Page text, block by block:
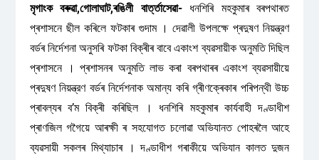
মৃগাংক বৰুৱা,গোলাঘাট,ৰঙিলী বাৰ্ত্তাসেৱা-ধনশিৰি মহকুমাৰ বৰপথাৰত
প্ৰশাসনে ছীল কৰিলে ফটকাৰ গুদাম । দেৱালী উপলক্ষে প্ৰদুষণ নিয়ন্ত্রণ
বৰ্ডৰ নিৰ্দেশনা অনুসৰি ফটকা বিক্ৰীৰ বাবে একাংশ ব্যৱসায়ীক অনুমতি দিছিল
প্ৰশাসনে । প্ৰশাসনৰ অনুমতি লাভ কৰা বৰপথাৰৰ একাংশ ব্যৱসায়ীয়ে
প্ৰদুষণ নিয়ন্ত্রণ বৰ্ডৰ নিৰ্দেশনাক অমান্য কৰি গ্ৰীণক্ৰেকাৰ পৰিপন্থী উচ্চ
প্ৰাবল্যৰ ব’ম বিক্ৰী কৰিছিল । ধনশিৰি মহকুমাৰ কাৰ্যবাহী দণ্ডাধীশ
প্ৰাণজিল গগৈয়ে আৰক্ষী ৰ সহযোগত চলোৱা অভিযানত পোহৰলৈ আহে
ব্যৱসায়ী সকলৰ মিথ্যাচাৰ । দণ্ডাধীশ গৰাকীয়ে অভিযান কালত দুজন